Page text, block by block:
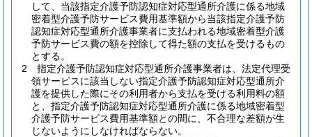
して、当該指定介護予防認知症対応型通所介護に係る地域
密着型介護予防サービス費用基準額から当該指定介護予防
認知症対応型通所介護事業者に支払われる地域密着型介護
予防サービス費の額を控除して得た額の支払を受けるもの
とする。
2
指定介護予防認知症対応型通所介護事業者は、法定代理受
領サービスに該当しない指定介護予防認知症対応型通所介
護を提供した際にその利用者から支払を受ける利用料の額
と、指定介護予防認知症対応型通所介護に係る地域密着型
介護予防サービス費用基準額との間に、不合理な差額が生
じないようにしなければならない。